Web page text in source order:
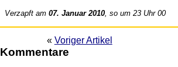
Verzapft am07. Januar 2010, so um 23 Uhr 00
« Voriger Artikel
Kommentare